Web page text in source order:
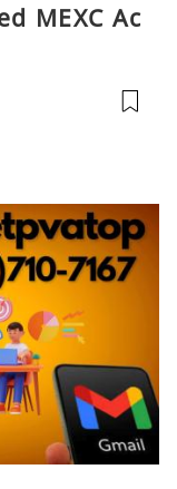
MEXC Ac